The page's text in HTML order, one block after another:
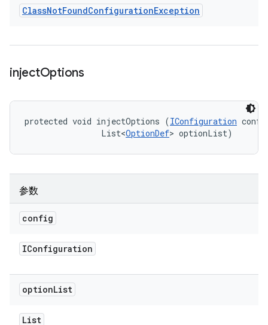
ClassNotFoundConfigurationException
injectOptions
protected void injectOptions (IConfiguration
                List<
OptionDef> optionList)
参数
config
IConfiguration
optionList
List